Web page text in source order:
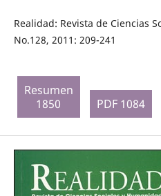
Realidad: Revista de Ciencias
No.128, 2011: 209-241
Resumen
1850
PDF 1084